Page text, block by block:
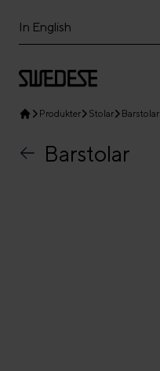
In English
Produkter Stolar Barstolar
Barstolar